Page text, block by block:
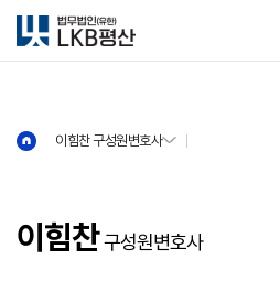
이힘찬 구성원변호사
이힘찬 구성원변호사
이힘찬구성원변호사